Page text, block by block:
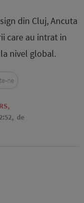
din Cluj, Ancuta
care au intrat in
nivel global.
,
de
ne